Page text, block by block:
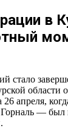
в
стало
области
апреля,
— был